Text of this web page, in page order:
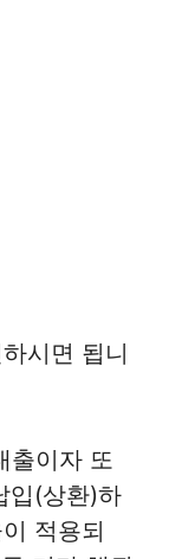
시면 됩니
출이자 또
입(상환)하
적용되